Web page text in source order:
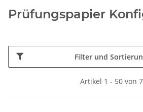
Prüfungspapier
Filter und
Artikel 1 - 50 von